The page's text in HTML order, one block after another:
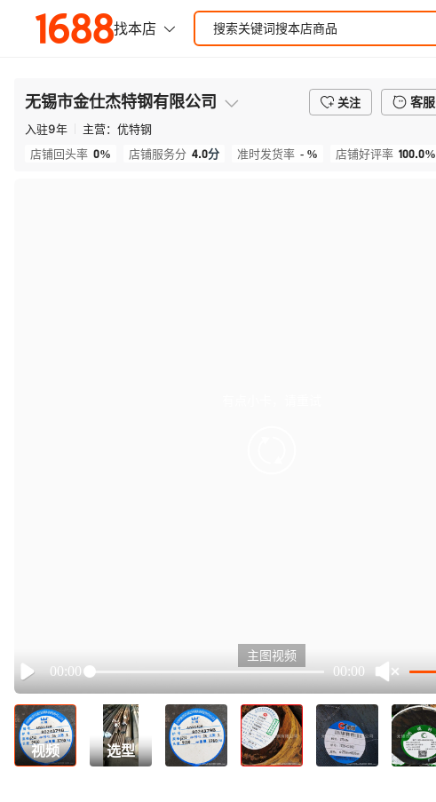
无锡市金仕杰特钢有限公司 关注 客服
入驻9年 主营： 优特钢
店铺回头率 0% 店铺服务分 4.0分 准时发货率 - % 店铺好评率 100.0%
Play
00:00 00:00
主图视频
视频 选型